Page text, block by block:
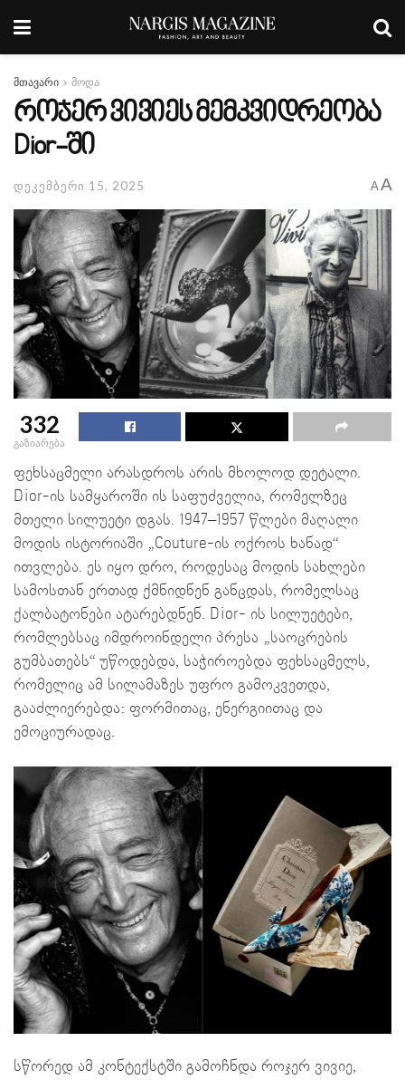
მთავარი მოდა
როჯერ ვივიეს მემკვიდრეობა
Dior-ში
დეკემბერი 15, 2025 A A
332
გაზიარება
ფეხსაცმელი არასდროს არის მხოლოდ დეტალი.
Dior-ის სამყაროში ის საფუძველია, რომელზეც
მთელი სილუეტი დგას. 1947–1957 წლები მაღალი
მოდის ისტორიაში „Couture-ის ოქროს ხანად“
ითვლება. ეს იყო დრო, როდესაც მოდის სახლები
სამოსთან ერთად ქმნიდნენ განცდას, რომელსაც
ქალბატონები ატარებდნენ. Dior- ის სილუეტები,
რომლებსაც იმდროინდელი პრესა „საოცრების
გუმბათებს“ უწოდებდა, საჭიროებდა ფეხსაცმელს,
რომელიც ამ სილამაზეს უფრო გამოკვეთდა,
გააძლიერებდა: ფორმითაც, ენერგიითაც და
ემოციურადაც.
სწორედ ამ კონტექსტში გამოჩნდა როჯერ ვივიე,